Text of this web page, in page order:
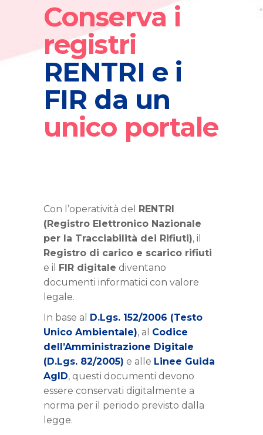
Conserva i
registri
RENTRI e i
FIR da un
unico portale
Con l’operatività del RENTRI
(Registro Elettronico Nazionale
per la Tracciabilità dei Rifiuti), il
Registro di carico e scarico rifiuti
e il FIR digitale diventano
documenti informatici con valore
legale.
In base al D.Lgs. 152/2006 (Testo
Unico Ambientale), al Codice
dell’Amministrazione Digitale
(D.Lgs. 82/2005) e alle Linee Guida
AgID, questi documenti devono
essere conservati digitalmente a
norma per il periodo previsto dalla
legge.